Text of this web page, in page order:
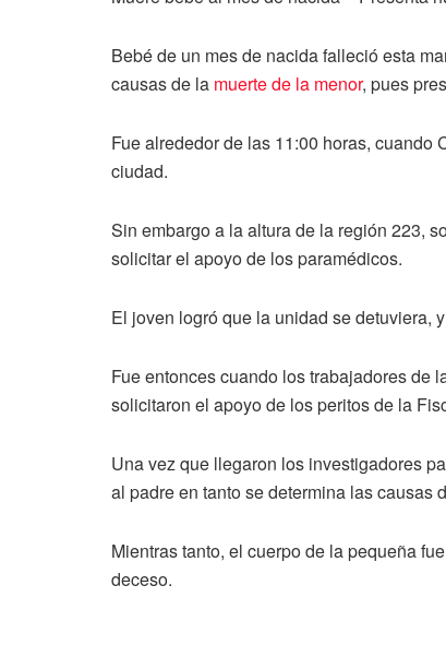
Bebé de un mes de nacida falleció esta
causas de la muerte de la menor, pues
Fue alrededor de las 11:00 horas, cuando
ciudad.
Sin embargo a la altura de la región 223,
solicitar el apoyo de los paramédicos.
El joven logró que la unidad se detuviera,
Fue entonces cuando los trabajadores de
solicitaron el apoyo de los peritos de la
Una vez que llegaron los investigadores
al padre en tanto se determina las causas
Mientras tanto, el cuerpo de la pequeña
deceso.